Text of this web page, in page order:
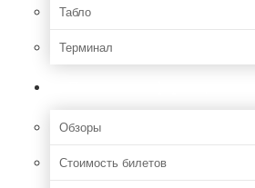
Табло
Терминал
Обзоры
Стоимость билетов